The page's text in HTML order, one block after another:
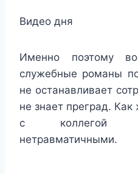
Видео дня
Именно поэтому
служебные романы
не останавливает
не знает преград.
с коллегой
нетравматичными.